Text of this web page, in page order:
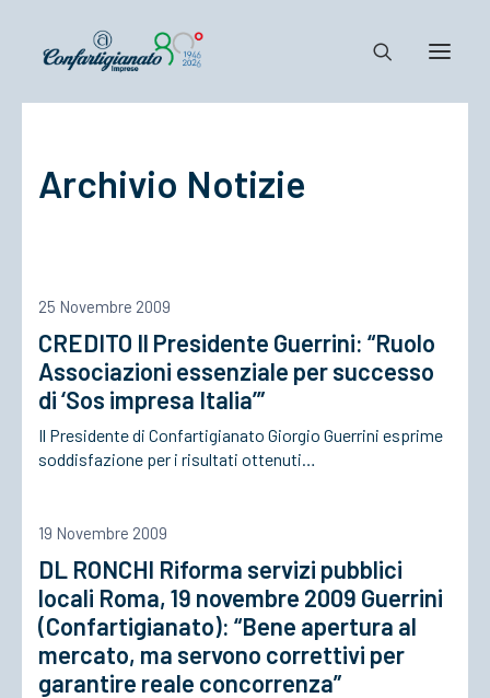
Confartigianato
Cosa Facciamo
Associarsi
Archivio Notizie
25 Novembre 2009
CREDITO Il Presidente Guerrini: “Ruolo
Associazioni essenziale per successo
di ‘Sos impresa Italia’”
Il Presidente di Confartigianato Giorgio Guerrini esprime
soddisfazione per i risultati ottenuti…
19 Novembre 2009
DL RONCHI Riforma servizi pubblici
locali Roma, 19 novembre 2009 Guerrini
(Confartigianato): “Bene apertura al
mercato, ma servono correttivi per
garantire reale concorrenza”